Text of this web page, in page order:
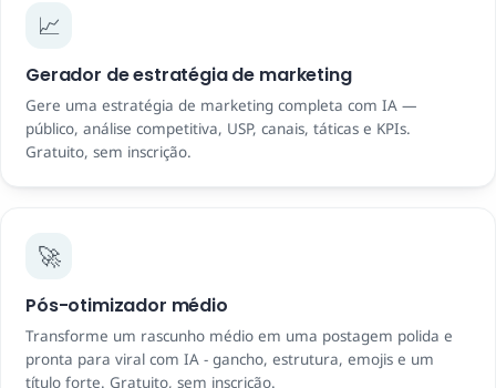
📈
Gerador de estratégia de marketing
Gere uma estratégia de marketing completa com IA —
público, análise competitiva, USP, canais, táticas e KPIs.
Gratuito, sem inscrição.
🚀
Pós-otimizador médio
Transforme um rascunho médio em uma postagem polida e
pronta para viral com IA - gancho, estrutura, emojis e um
título forte. Gratuito, sem inscrição.